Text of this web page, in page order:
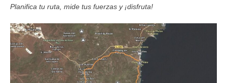
Planifica tu ruta, mide tus fuerzas y ¡disfruta!